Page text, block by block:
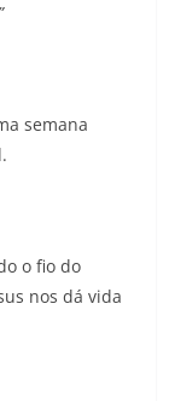
semana
o fio do
nos dá vida